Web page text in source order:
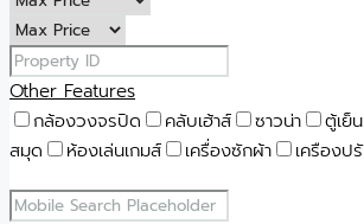
Other Features
กล้องวงจรปิด
คลับเฮ้าส์ ซาวน่า ตู้เย็น
สมุด
ห้องเล่นเกมส์ เครื่องซักผ้า เครืองป